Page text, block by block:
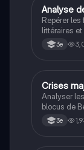
étudiants
AFrançais
Analyse
Repérer
littéraires
3e
CHistoire
Crises
Analyser
blocus de
3e